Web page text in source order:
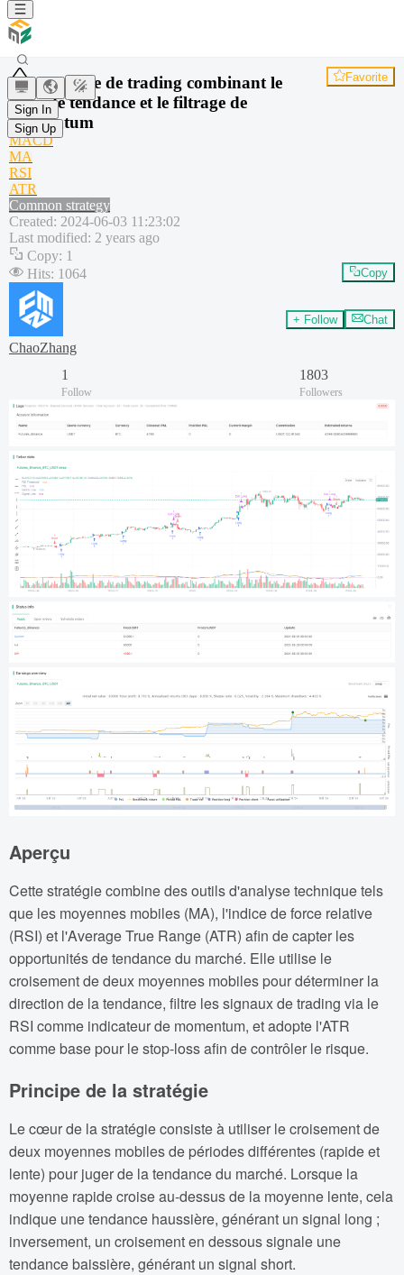
Sign In
Sign Up
Stratégie de trading combinant le
suivi de tendance et le filtrage de
momentum
Favorite
MACD
MA
RSI
ATR
Common strategy
Created: 2024-06-03 11:23:02
Last modified: 2 years ago
Copy: 1
Hits: 1064 Copy
ChaoZhang
+ Follow Chat
1
Follow
1803
Followers
Aperçu
Cette stratégie combine des outils d'analyse technique tels
que les moyennes mobiles (MA), l'indice de force relative
(RSI) et l'Average True Range (ATR) afin de capter les
opportunités de tendance du marché. Elle utilise le
croisement de deux moyennes mobiles pour déterminer la
direction de la tendance, filtre les signaux de trading via le
RSI comme indicateur de momentum, et adopte l'ATR
comme base pour le stop-loss afin de contrôler le risque.
Principe de la stratégie
Le cœur de la stratégie consiste à utiliser le croisement de
deux moyennes mobiles de périodes différentes (rapide et
lente) pour juger de la tendance du marché. Lorsque la
moyenne rapide croise au-dessus de la moyenne lente, cela
indique une tendance haussière, générant un signal long ;
inversement, un croisement en dessous signale une
tendance baissière, générant un signal short.